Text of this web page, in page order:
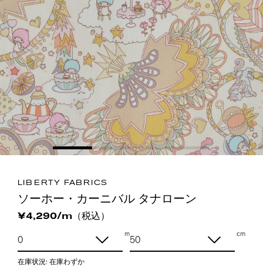
LIBERTY FABRICS
ソーホー・カーニバル タナローン
¥4,290/m（税込）
m cm
在庫状況: 在庫わずか